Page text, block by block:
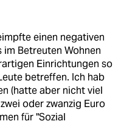
einen negativen
Betreuten Wohnen
Einrichtungen so
betreffen. Ich hab
(hatte aber nicht viel
oder zwanzig Euro
für "Sozial